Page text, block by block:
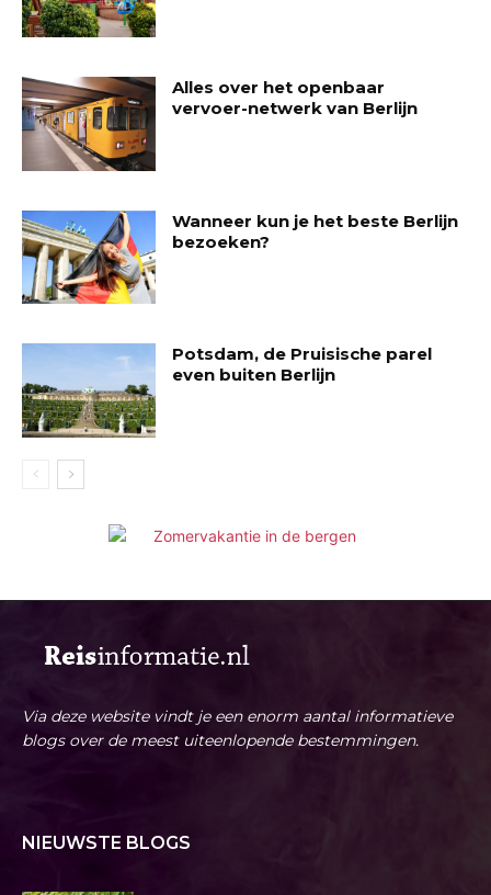
Alles over het openbaar
vervoer-netwerk van Berlijn
Wanneer kun je het beste Berlijn
bezoeken?
Potsdam, de Pruisische parel
even buiten Berlijn
Via deze website vindt je een enorm aantal informatieve
blogs over de meest uiteenlopende bestemmingen.
NIEUWSTE BLOGS